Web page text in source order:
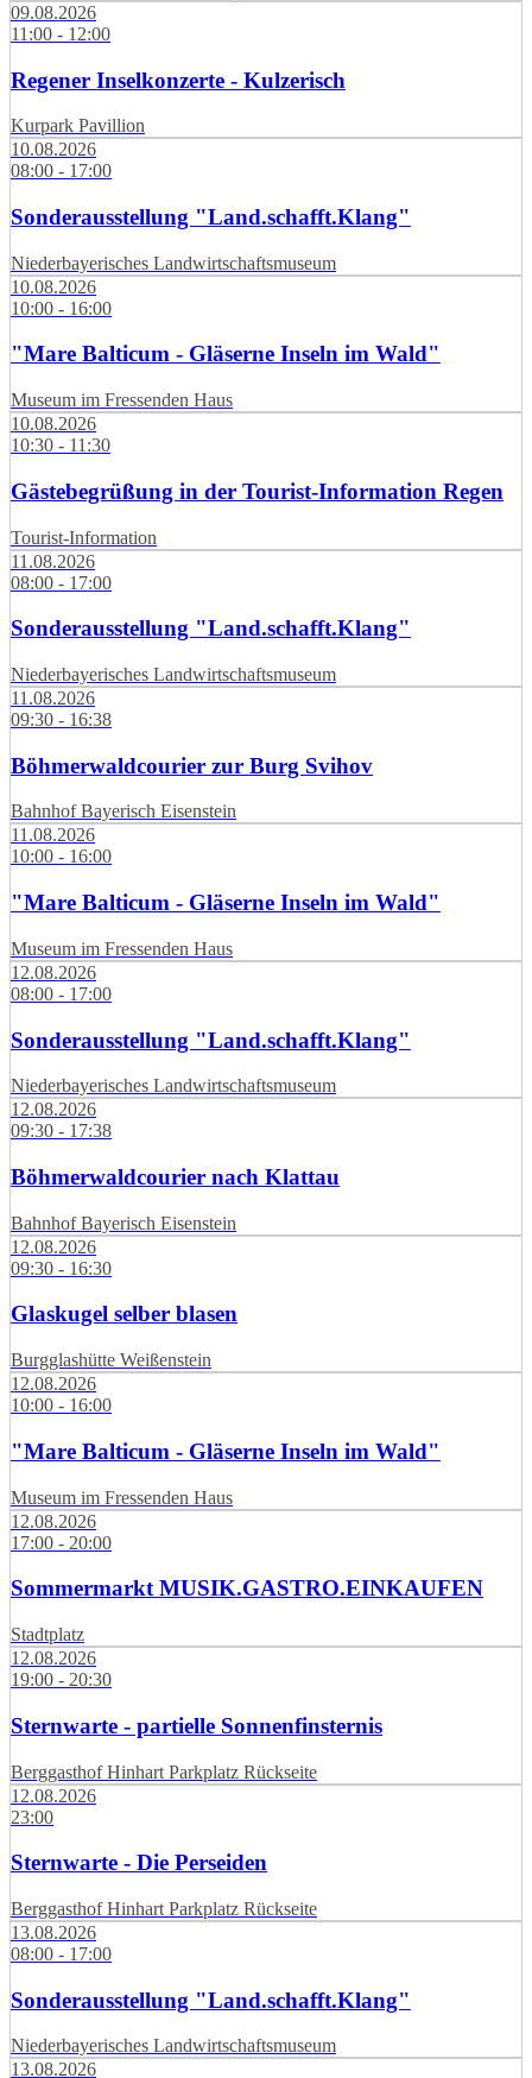
09.08.2026
11:00 - 12:00
Regener Inselkonzerte - Kulzerisch
Kurpark Pavillion
10.08.2026
08:00 - 17:00
Sonderausstellung "Land.schafft.Klang"
Niederbayerisches Landwirtschaftsmuseum
10.08.2026
10:00 - 16:00
"Mare Balticum - Gläserne Inseln im Wald"
Museum im Fressenden Haus
10.08.2026
10:30 - 11:30
Gästebegrüßung in der Tourist-Information Regen
Tourist-Information
11.08.2026
08:00 - 17:00
Sonderausstellung "Land.schafft.Klang"
Niederbayerisches Landwirtschaftsmuseum
11.08.2026
09:30 - 16:38
Böhmerwaldcourier zur Burg Svihov
Bahnhof Bayerisch Eisenstein
11.08.2026
10:00 - 16:00
"Mare Balticum - Gläserne Inseln im Wald"
Museum im Fressenden Haus
12.08.2026
08:00 - 17:00
Sonderausstellung "Land.schafft.Klang"
Niederbayerisches Landwirtschaftsmuseum
12.08.2026
09:30 - 17:38
Böhmerwaldcourier nach Klattau
Bahnhof Bayerisch Eisenstein
12.08.2026
09:30 - 16:30
Glaskugel selber blasen
Burgglashütte Weißenstein
12.08.2026
10:00 - 16:00
"Mare Balticum - Gläserne Inseln im Wald"
Museum im Fressenden Haus
12.08.2026
17:00 - 20:00
Sommermarkt MUSIK.GASTRO.EINKAUFEN
Stadtplatz
12.08.2026
19:00 - 20:30
Sternwarte - partielle Sonnenfinsternis
Berggasthof Hinhart Parkplatz Rückseite
12.08.2026
23:00
Sternwarte - Die Perseiden
Berggasthof Hinhart Parkplatz Rückseite
13.08.2026
08:00 - 17:00
Sonderausstellung "Land.schafft.Klang"
Niederbayerisches Landwirtschaftsmuseum
13.08.2026